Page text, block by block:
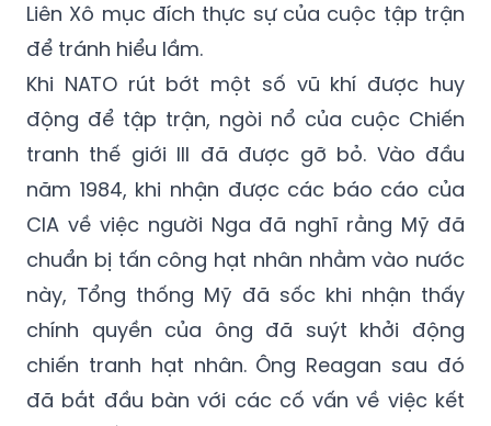
bấy giờ là bà Thatcher, giới chức Anh đã liên
lạc với phía Mỹ, đề nghị NATO thông báo cho
Liên Xô mục đích thực sự của cuộc tập trận
để tránh hiểu lầm.
Khi NATO rút bớt một số vũ khí được huy
động để tập trận, ngòi nổ của cuộc Chiến
tranh thế giới III đã được gỡ bỏ. Vào đầu
năm 1984, khi nhận được các báo cáo của
CIA về việc người Nga đã nghĩ rằng Mỹ đã
chuẩn bị tấn công hạt nhân nhằm vào nước
này, Tổng thống Mỹ đã sốc khi nhận thấy
chính quyền của ông đã suýt khởi động